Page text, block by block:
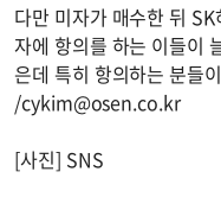
다만 미자가 매수한 뒤
자에 항의를 하는 이들이
은데 특히 항의하는 분들
/cykim@osen.co.kr
[사진] SNS